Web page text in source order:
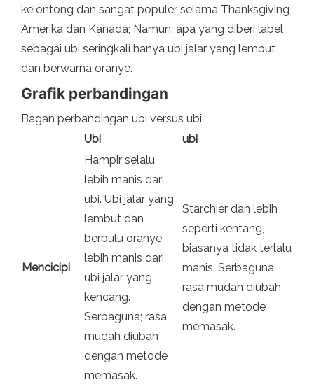
kelontong dan sangat populer selama Thanksgiving
Amerika dan Kanada; Namun, apa yang diberi label
sebagai ubi seringkali hanya ubi jalar yang lembut
dan berwarna oranye.
Grafik perbandingan
Bagan perbandingan ubi versus ubi
Ubi
ubi
Mencicipi
Hampir selalu
lebih manis dari
ubi. Ubi jalar yang
lembut dan
berbulu oranye
lebih manis dari
ubi jalar yang
kencang.
Serbaguna; rasa
mudah diubah
dengan metode
memasak.
Starchier dan lebih
seperti kentang,
biasanya tidak terlalu
manis. Serbaguna;
rasa mudah diubah
dengan metode
memasak.